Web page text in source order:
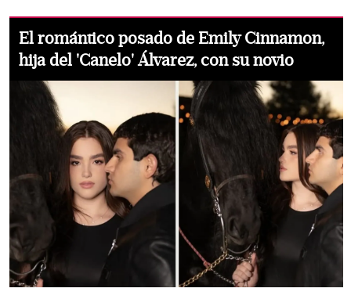
El romántico posado de Emily Cinnamon,
hija del 'Canelo' Álvarez, con su novio